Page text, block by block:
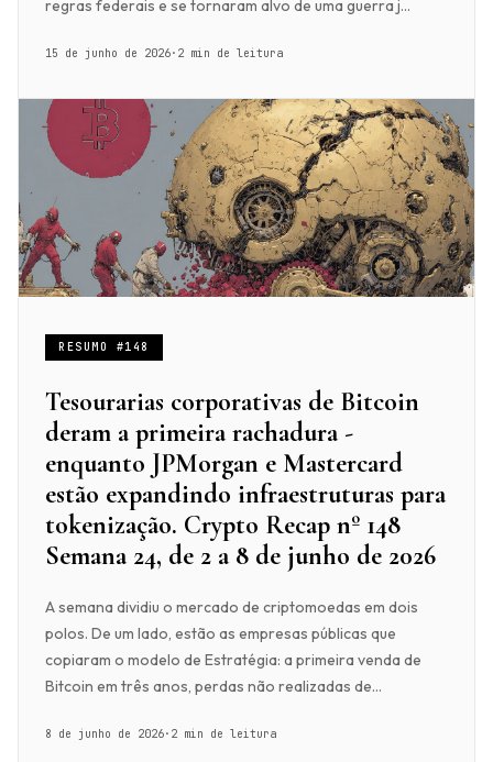
regras federais e se tornaram alvo de uma guerra j...
15 de junho de 2026· 2 min de leitura
RESUMO #148
Tesourarias corporativas de Bitcoin
deram a primeira rachadura -
enquanto JPMorgan e Mastercard
estão expandindo infraestruturas para
tokenização. Crypto Recap nº 148
Semana 24, de 2 a 8 de junho de 2026
A semana dividiu o mercado de criptomoedas em dois
polos. De um lado, estão as empresas públicas que
copiaram o modelo de Estratégia: a primeira venda de
Bitcoin em três anos, perdas não realizadas de...
8 de junho de 2026· 2 min de leitura